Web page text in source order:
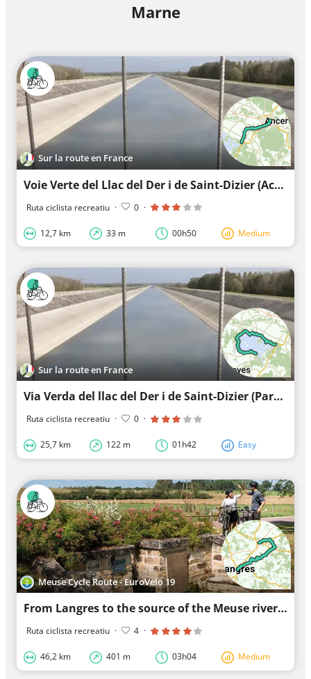
Marne
Sur la route en France
Voie Verte del Llac del Der i de Saint-Dizier (Accés Saint-Dizier)
Ruta ciclista recreatiu · 0 ·
12,7 km 33 m 00h50 Medium
Sur la route en France
Via Verda del llac del Der i de Saint-Dizier (Part Oest)
Ruta ciclista recreatiu · 0 ·
25,7 km 122 m 01h42 Easy
Meuse Cycle Route - EuroVelo 19
From Langres to the source of the Meuse river - Meuse Cycle route
Ruta ciclista recreatiu · 4 ·
46,2 km 401 m 03h04 Medium